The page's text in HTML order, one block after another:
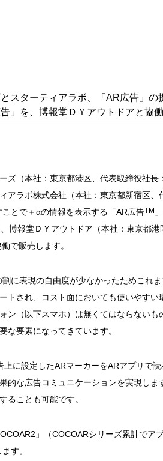
スターティアラボ、「AR広告」の
」を、博報堂ＤＹアウトドアと協働
ズ（本社：東京都港区、代表取締役社長
アラボ株式会社（本社：東京都新宿区、
とで＋αの情報を表示する「AR広告TM
、博報堂ＤＹアウトドア（本社：東京都
で販売します。
に表現の自由度が少なかったためこれま
トされ、コスト面においても使いやすい
ン（以下スマホ）は無くてはならないも
な要素になってきています。
上に設定したARマーカーをARアプリで
的な広告コミュニケーションを実現し
ることも可能です。
」（COCOARシリーズ累計でア
す。